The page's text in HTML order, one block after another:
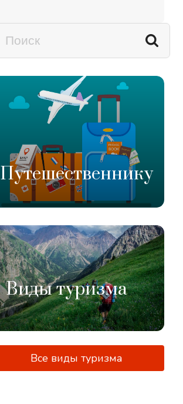
Next
Путешественнику
Виды туризма
Все виды туризма